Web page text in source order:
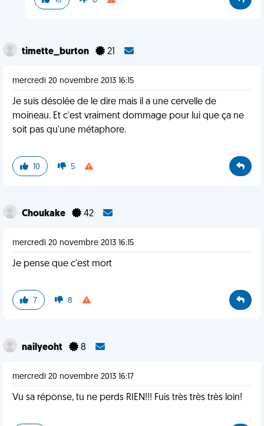
timette_burton 21
mercredi 20 novembre 2013 16:15
Je suis désolée de le dire mais il a une cervelle de
moineau. Et c'est vraiment dommage pour lui que ça ne
soit pas qu'une métaphore.
10 5
Choukake 42
mercredi 20 novembre 2013 16:15
Je pense que c'est mort
7 8
nailyeoht 8
mercredi 20 novembre 2013 16:17
Vu sa réponse, tu ne perds RIEN!!! Fuis très très très loin!